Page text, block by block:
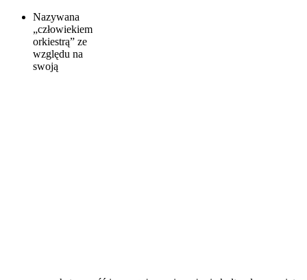
Nazywana
„człowiekiem
orkiestrą” ze
względu na
swoją